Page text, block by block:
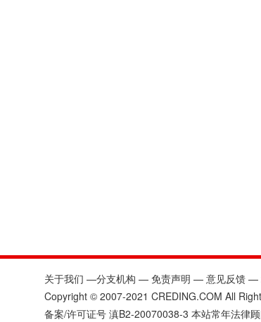
关于我们 —分支机构 — 免责声明 — 意见反馈 —
Copyright © 2007-2021 CREDING.COM All
备案/许可证号 滇B2-20070038-3 本站常年法律